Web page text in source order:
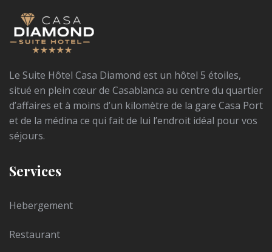
Le Suite Hôtel Casa Diamond est un hôtel 5 étoiles,
situé en plein cœur de Casablanca au centre du quartier
d’affaires et à moins d’un kilomètre de la gare Casa Port
et de la médina ce qui fait de lui l’endroit idéal pour vos
séjours.
Services
Hebergement
Restaurant